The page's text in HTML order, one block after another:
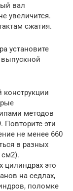
вал
увеличится.
сжатия.
установите
выпускной
методов
Повторите эти
не менее 660
в разных
см2).
это
на седлах,
поломке